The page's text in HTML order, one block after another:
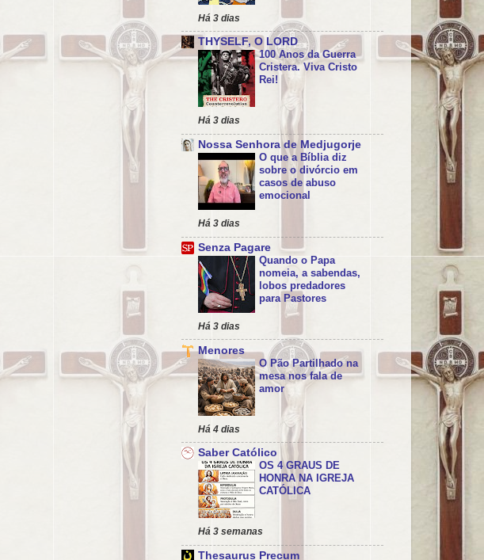
Há 3 dias
THYSELF, O LORD
100 Anos da Guerra
Cristera. Viva Cristo
Rei!
Há 3 dias
Nossa Senhora de Medjugorje
O que a Bíblia diz
sobre o divórcio em
casos de abuso
emocional
Há 3 dias
Senza Pagare
Quando o Papa
nomeia, a sabendas,
lobos predadores
para Pastores
Há 3 dias
Menores
O Pão Partilhado na
mesa nos fala de
amor
Há 4 dias
Saber Católico
OS 4 GRAUS DE
HONRA NA IGREJA
CATÓLICA
Há 3 semanas
Thesaurus Precum